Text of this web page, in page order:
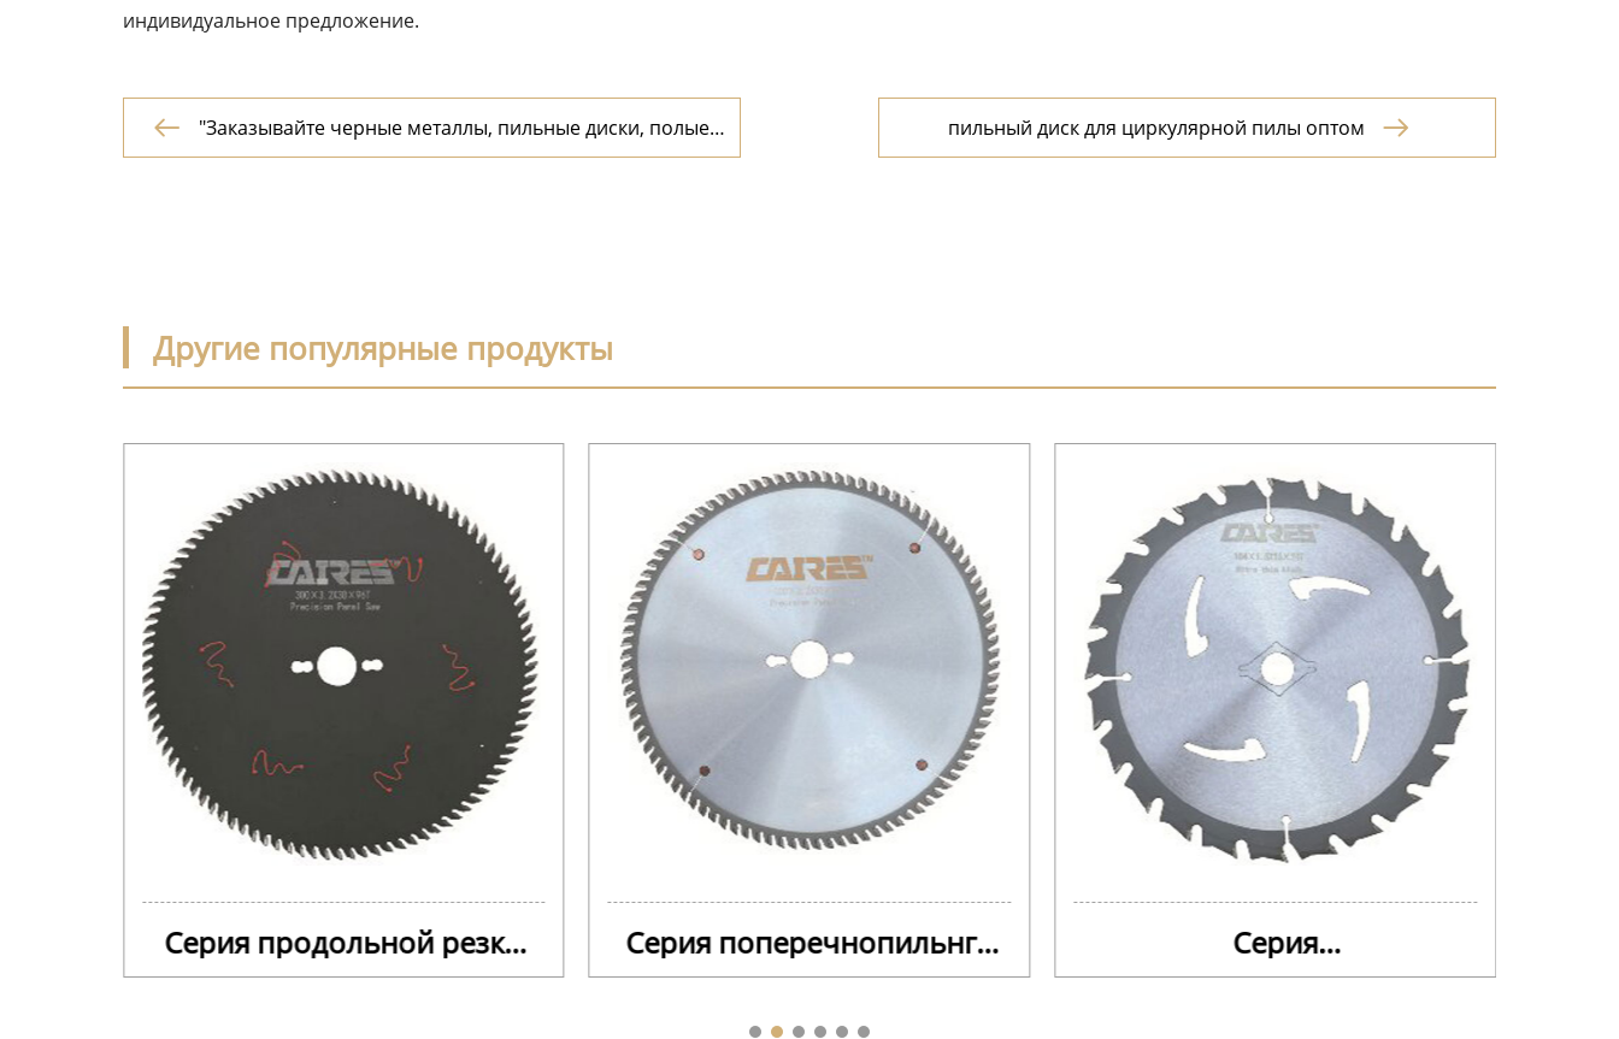
индивидуальное предложение.

"Заказывайте черные металлы, пильные диски, полые
буры от экспортеров: нержавеющие стальные трубы и
пильный диск для циркулярной пилы оптом 
Другие популярные продукты
Серия продольной резки
натурального дерева
Серия поперечнопильнго
натурального дерева
Серия
деревообрабатывающего